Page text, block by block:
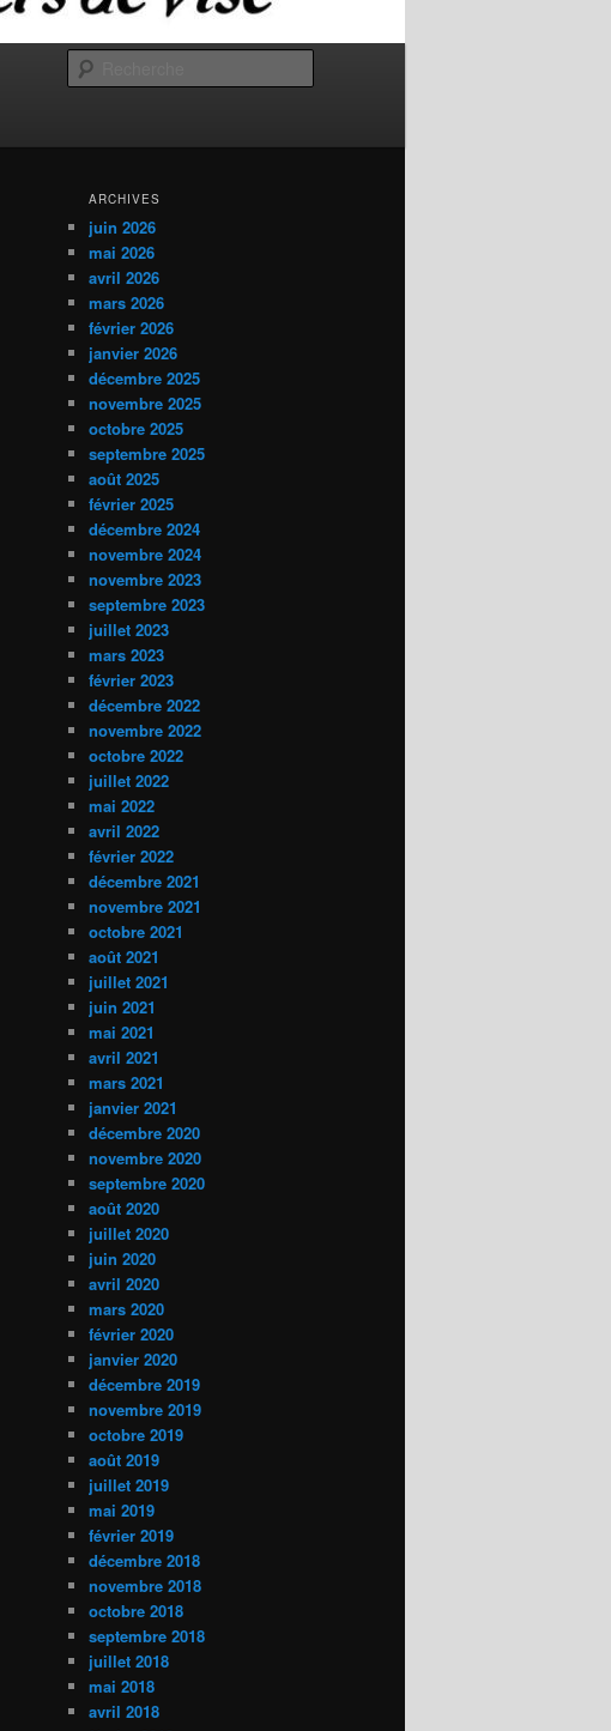
ARCHIVES
juin 2026
mai 2026
avril 2026
mars 2026
février 2026
janvier 2026
décembre 2025
novembre 2025
octobre 2025
septembre 2025
août 2025
février 2025
décembre 2024
novembre 2024
novembre 2023
septembre 2023
juillet 2023
mars 2023
février 2023
décembre 2022
novembre 2022
octobre 2022
juillet 2022
mai 2022
avril 2022
février 2022
décembre 2021
novembre 2021
octobre 2021
août 2021
juillet 2021
juin 2021
mai 2021
avril 2021
mars 2021
janvier 2021
décembre 2020
novembre 2020
septembre 2020
août 2020
juillet 2020
juin 2020
avril 2020
mars 2020
février 2020
janvier 2020
décembre 2019
novembre 2019
octobre 2019
août 2019
juillet 2019
mai 2019
février 2019
décembre 2018
novembre 2018
octobre 2018
septembre 2018
juillet 2018
mai 2018
avril 2018